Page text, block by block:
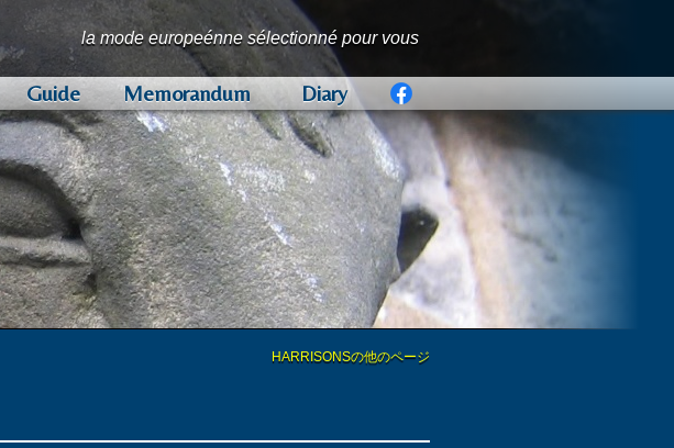
la mode europeénne sélectionné pour vous
H.LESSER & SONS
品質へのあくなきこだわりを持つ、孤高のロンドンマーチャントとして
知られています。
LEAR BROWNE & DUNSFORD
しっかりとした打ち込みの伝統的英国服地の数々は、紳士服の聖地サヴ
ィル・ロウでも高く評価されています。
W. BILL
パブロ・ピカソやヒラリー卿が愛した、カントリー服地の名門ブランド
です。
FOX BROTHERS
多くの著名人達に愛されてきた「英国フランネルの代名詞」です。
EDWIN WOODHOUSE
クオリティとファッション性の高さで知られ、世界中の名門テーラー、
高級ブランドから大きな評価を得ています。
ARISTON
ナポリの陽光のもと生み出される、色彩豊かなプレミアムコレクション
が有名です。
STYLBIELLA
「唯一無二」の革新的ファブリックコレクション
BRITANNIC COLLECTION
毎シーズン、バラエティ豊かな服地の数々で構成されるオリジナルコレ
クション。コストパフォーマンスの高さも魅力のひとつです。
OTHERS
その他の取り扱い服地ブランドです。
LUIGI BOGGIO CASERO
クレープ服地をはじめバラエティ豊かなファブリックを生産し、新製品
の開発においても定評があります。
BISCHOFF
高いデザイン性とクオリティを併せもった同社の刺繍服地の数々は、女
性たちの永遠の憧れです。
LA BOWTIQUE BOWTIES
「選び抜かれた高品質ファブリック」と「モダンでスタイリッシュなカ
ット」の融合による卓越したボウタイは、ロンドンのアトリエで創り上
げられています。
EDLESTON
1848年創業の老舗メーカーの流れを汲む、英国発の「プレミアムなアパ
レルブランド」です。
LOAKE
創業1880年。「高級紳士靴の聖地」ノーザンプトンを代表するシューメ
ーカーの一つです。
Guide
VIRTUAL TOUR
高級服地がどのように生産されているかが分かる、工場見学に出発しま
しょう！
Memorandum Diary
HARRISONSの他のページ